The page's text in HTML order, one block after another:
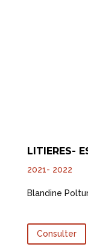
LITIERES-
2021- 2022
Blandine
Consulter